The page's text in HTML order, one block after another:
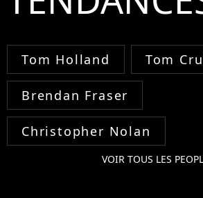
Tom Holland Tom
Brendan Fraser
Christopher Nolan
VOIR TOUS LES